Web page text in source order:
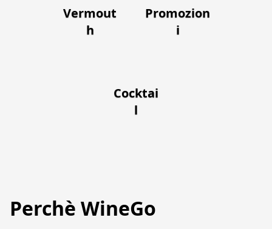
Vermout
h
Promozion
i
Cocktai
l
Perchè WineGo